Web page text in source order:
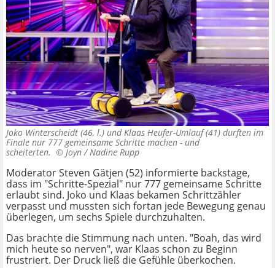
Joko Winterscheidt (46, l.) und Klaas Heufer-Umlauf (41) durften im
Finale nur 777 gemeinsame Schritte machen - und
scheiterten. © Joyn / Nadine Rupp
Moderator Steven Gätjen (52) informierte backstage,
dass im "Schritte-Spezial" nur 777 gemeinsame Schritte
erlaubt sind. Joko und Klaas bekamen Schrittzähler
verpasst und mussten sich fortan jede Bewegung genau
überlegen, um sechs Spiele durchzuhalten.
Das brachte die Stimmung nach unten. "Boah, das wird
mich heute so nerven", war Klaas schon zu Beginn
frustriert. Der Druck ließ die Gefühle überkochen.